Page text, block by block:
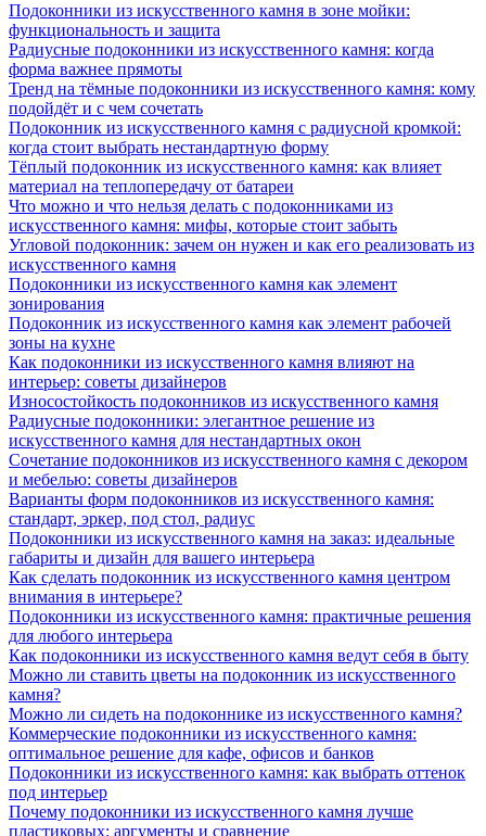
Подоконники из искусственного камня в зоне мойки:
функциональность и защита
Радиусные подоконники из искусственного камня: когда
форма важнее прямоты
Тренд на тёмные подоконники из искусственного камня: кому
подойдёт и с чем сочетать
Подоконник из искусственного камня с радиусной кромкой:
когда стоит выбрать нестандартную форму
Тёплый подоконник из искусственного камня: как влияет
материал на теплопередачу от батареи
Что можно и что нельзя делать с подоконниками из
искусственного камня: мифы, которые стоит забыть
Угловой подоконник: зачем он нужен и как его реализовать из
искусственного камня
Подоконники из искусственного камня как элемент
зонирования
Подоконник из искусственного камня как элемент рабочей
зоны на кухне
Как подоконники из искусственного камня влияют на
интерьер: советы дизайнеров
Износостойкость подоконников из искусственного камня
Радиусные подоконники: элегантное решение из
искусственного камня для нестандартных окон
Сочетание подоконников из искусственного камня с декором
и мебелью: советы дизайнеров
Варианты форм подоконников из искусственного камня:
стандарт, эркер, под стол, радиус
Подоконники из искусственного камня на заказ: идеальные
габариты и дизайн для вашего интерьера
Как сделать подоконник из искусственного камня центром
внимания в интерьере?
Подоконники из искусственного камня: практичные решения
для любого интерьера
Как подоконники из искусственного камня ведут себя в быту
Можно ли ставить цветы на подоконник из искусственного
камня?
Можно ли сидеть на подоконнике из искусственного камня?
Коммерческие подоконники из искусственного камня:
оптимальное решение для кафе, офисов и банков
Подоконники из искусственного камня: как выбрать оттенок
под интерьер
Почему подоконники из искусственного камня лучше
пластиковых: аргументы и сравнение